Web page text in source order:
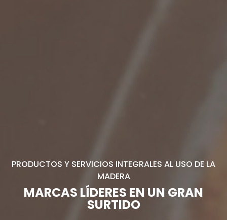
PRODUCTOS Y SERVICIOS INTEGRALES AL USO DE LA
MADERA
MARCAS LÍDERES EN UN GRAN
SURTIDO